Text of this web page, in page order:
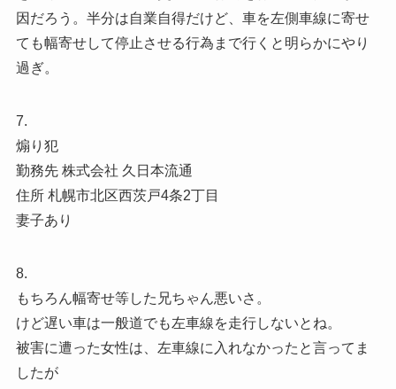
因だろう。半分は自業自得だけど、車を左側車線に寄せ
ても幅寄せして停止させる行為まで行くと明らかにやり
過ぎ。
7.
煽り犯
勤務先 株式会社 久日本流通
住所 札幌市北区西茨戸4条2丁目
妻子あり
8.
もちろん幅寄せ等した兄ちゃん悪いさ。
けど遅い車は一般道でも左車線を走行しないとね。
被害に遭った女性は、左車線に入れなかったと言ってま
したが